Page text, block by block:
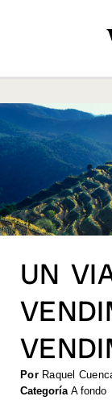
UN
Por Raquel
Categoría A fondo